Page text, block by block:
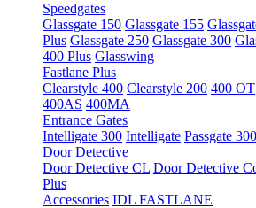
Speedgates
Glassgate 150 Glassgate 155
Plus Glassgate 250 Glassgate 300
400 Plus Glasswing
Fastlane Plus
Clearstyle 400 Clearstyle 200 400 OT
400AS 400MA
Entrance Gates
Intelligate 300 Intelligate Passgate 300
Door Detective
Door Detective CL Door Detective
Plus
Accessories IDL FASTLANE